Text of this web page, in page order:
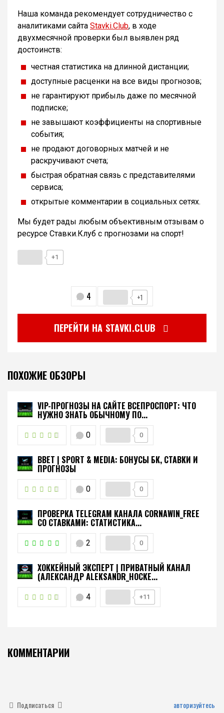
Наша команда рекомендует сотрудничество с
аналитиками сайта Stavki.Club, в ходе
двухмесячной проверки был выявлен ряд
достоинств:
честная статистика на длинной дистанции;
доступные расценки на все виды прогнозов;
не гарантируют прибыль даже по месячной
подписке;
не завышают коэффициенты на спортивные
события;
не продают договорных матчей и не
раскручивают счета;
быстрая обратная связь с представителями
сервиса;
открытые комментарии в социальных сетях.
Мы будет рады любым объективным отзывам о
ресурсе Ставки.Клуб с прогнозами на спорт!
+1
4 +1
ПЕРЕЙТИ НА STAVKI.CLUB
ПОХОЖИЕ ОБЗОРЫ
VIP-ПРОГНОЗЫ НА САЙТЕ ВСЕПРОСПОРТ: ЧТО
НУЖНО ЗНАТЬ ОБЫЧНОМУ ПО...
0 0
BBET | SPORT & MEDIA: БОНУСЫ БК, СТАВКИ И
ПРОГНОЗЫ
0 0
ПРОВЕРКА TELEGRAM КАНАЛА CORNAWIN_FREE
СО СТАВКАМИ: СТАТИСТИКА...
2 0
ХОККЕЙНЫЙ ЭКСПЕРТ | ПРИВАТНЫЙ КАНАЛ
(АЛЕКСАНДР ALEKSANDR_HOCKE...
4 +11
КОММЕНТАРИИ
Подписаться авторизуйтесь